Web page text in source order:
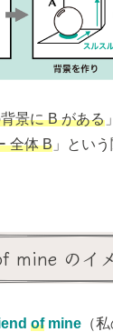
景に B がある
全体 B 」とい
mine のイ
ofmine （